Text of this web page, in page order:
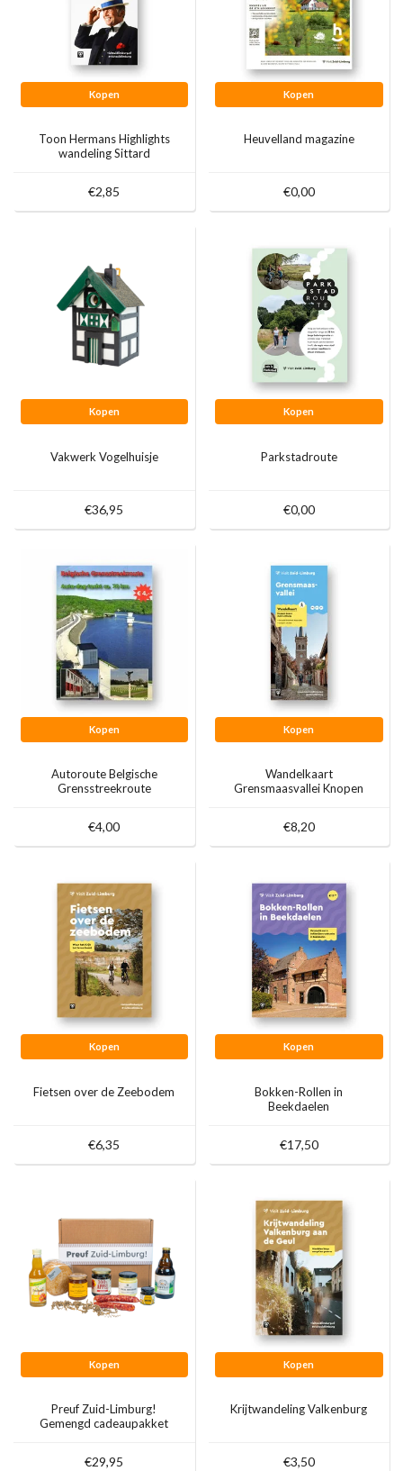
Kopen
Toon Hermans Highlights
wandeling Sittard
€2,85
Kopen
Heuvelland magazine
€0,00
Kopen
Vakwerk Vogelhuisje
€36,95
Kopen
Parkstadroute
€0,00
Kopen
Autoroute Belgische
Grensstreekroute
€4,00
Kopen
Wandelkaart
Grensmaasvallei Knopen
€8,20
Kopen
Fietsen over de Zeebodem
€6,35
Kopen
Bokken-Rollen in
Beekdaelen
€17,50
Kopen
Preuf Zuid-Limburg!
Gemengd cadeaupakket
€29,95
Kopen
Krijtwandeling Valkenburg
€3,50